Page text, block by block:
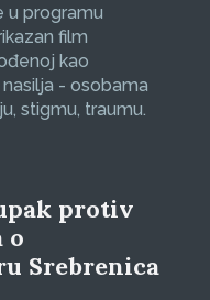
u programu
film
kao
- osobama
stigmu, traumu.
protiv
o
Srebrenica